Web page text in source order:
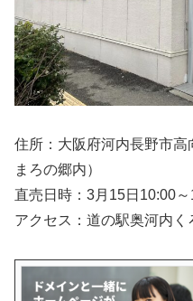
住所：大阪府河内長野市
まろの郷内）
直売日時：3月15日10:00～
アクセス：道の駅奥河内